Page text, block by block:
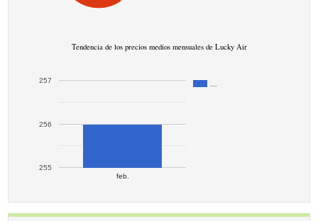
Tendencia de los precios medios mensuales de Lucky Air
feb.
255
256
257